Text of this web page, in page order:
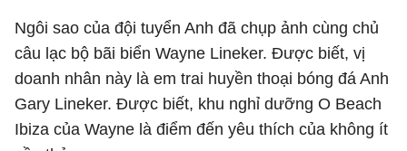
Ngôi sao của đội tuyển Anh đã chụp ảnh cùng chủ
câu lạc bộ bãi biển Wayne Lineker. Được biết, vị
doanh nhân này là em trai huyền thoại bóng đá Anh
Gary Lineker. Được biết, khu nghỉ dưỡng O Beach
Ibiza của Wayne là điểm đến yêu thích của không ít